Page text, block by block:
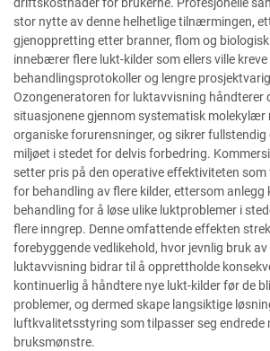
driftskostnader for brukerne. Profesjonelle
stor nytte av denne helhetlige tilnærmingen,
gjenoppretting etter branner, flom og
innebærer flere lukt-kilder som ellers ville
behandlingsprotokoller og lengre
Ozongeneratoren for luktavvisning håndterer
situasjonene gjennom systematisk molekylær
organiske forurensninger, og sikrer
miljøet i stedet for delvis forbedring.
setter pris på den operative effektiviteten
for behandling av flere kilder, ettersom anlegg
behandling for å løse ulike luktproblemer i
flere inngrep. Denne omfattende effekten
forebyggende vedlikehold, hvor jevnlig bruk
luktavvisning bidrar til å opprettholde
kontinuerlig å håndtere nye lukt-kilder før de
problemer, og dermed skape langsiktige
luftkvalitetsstyring som tilpasser seg endrede
bruksmønstre.